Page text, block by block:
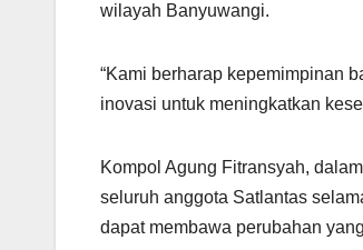
wilayah Banyuwangi.
“Kami berharap kepemimpinan
inovasi untuk meningkatkan
Kompol Agung Fitransyah,
seluruh anggota Satlantas
dapat membawa perubahan